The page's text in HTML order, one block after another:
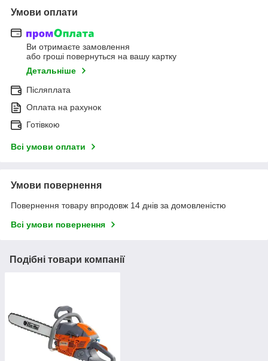
Умови оплати
Ви отримаєте замовлення
або гроші повернуться на вашу картку
Детальніше
Післяплата
Оплата на рахунок
Готівкою
Всі умови оплати
Умови повернення
Повернення товару впродовж 14 днів за домовленістю
Всі умови повернення
Подібні товари компанії